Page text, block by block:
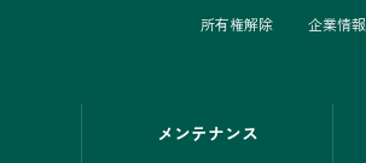
メンテナンス
所有権解除 企業情報